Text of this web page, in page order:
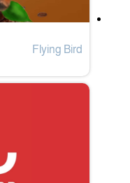
Flying Bird